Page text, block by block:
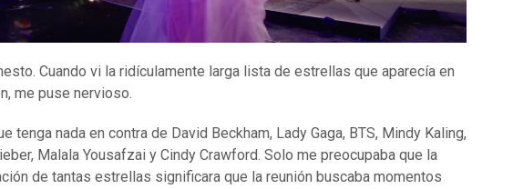
Cuando vi la ridículamente larga lista de estrellas que aparecía en
me puse nervioso.
tenga nada en contra de David Beckham, Lady Gaga, BTS, Mindy Kaling,
Malala Yousafzai y Cindy Crawford. Solo me preocupaba que la
de tantas estrellas significara que la reunión buscaba momentos